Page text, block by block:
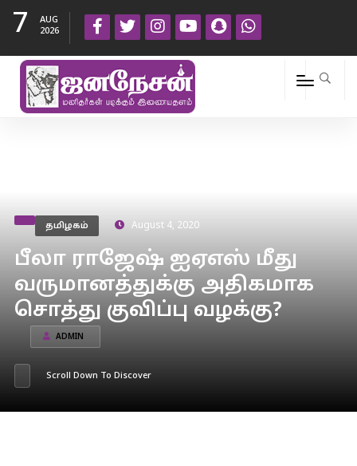
7
AUG
2026
தமிழகம் August 4, 2020
பீலா ராஜேஷ் ஐஏஎஸ் மீது
வருமானத்துக்கு அதிகமாக
சொத்து குவிப்பு வழக்கு?
ADMIN
Scroll Down To Discover